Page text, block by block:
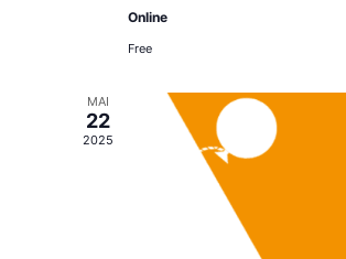
Online
Free
MAI
22
2025